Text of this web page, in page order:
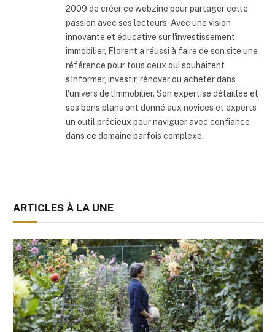
2009 de créer ce webzine pour partager cette
passion avec ses lecteurs. Avec une vision
innovante et éducative sur l'investissement
immobilier, Florent a réussi à faire de son site une
référence pour tous ceux qui souhaitent
s'informer, investir, rénover ou acheter dans
l'univers de l'immobilier. Son expertise détaillée et
ses bons plans ont donné aux novices et experts
un outil précieux pour naviguer avec confiance
dans ce domaine parfois complexe.
ARTICLES À LA UNE